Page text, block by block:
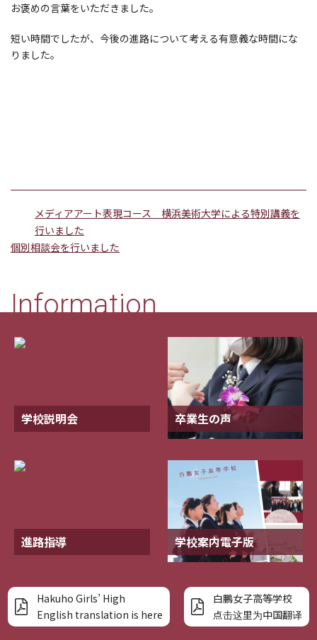
お褒めの言葉をいただきました。
短い時間でしたが、今後の進路について考える有意義な時間にな
りました。
メディアアート表現コース 横浜美術大学による特別講義を
行いました
個別相談会を行いました
Information
学校説明会 卒業生の声
進路指導 学校案内電子版
Hakuho Girls’ High
English translation is here
白鵬女子高等学校
点击这里为中国翻译